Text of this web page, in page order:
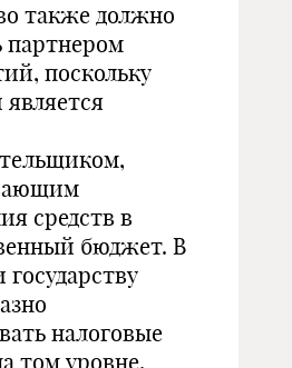
также должно
партнером
поскольку
средств в
бюджет. В
государству
налоговые
том уровне,